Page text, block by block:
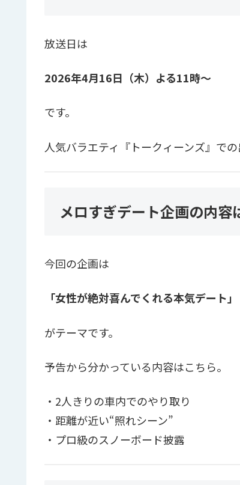
放送日は
2026年4月16日（木）よる11時〜
です。
人気バラエティ『トークィーンズ』で
メロすぎデート企画の内容
今回の企画は
「女性が絶対喜んでくれる本気デート」
がテーマです。
予告から分かっている内容はこちら。
・2人きりの車内でのやり取り
・距離が近い“照れシーン”
・プロ級のスノーボード披露